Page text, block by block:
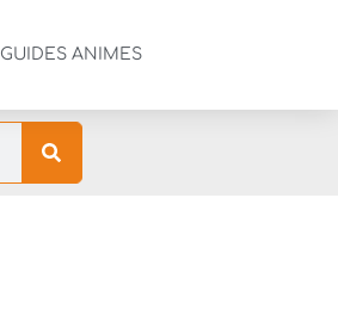
GUIDES ANIMES